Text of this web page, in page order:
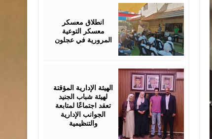
انطلاق معسكر
معسكر التوعية
المرورية في عجلون
الهيئة الإدارية المؤقتة
لهيئة شباب الجنيد
تعقد اجتماعًا لمتابعة
الجوانب الإدارية
والتنظيمية